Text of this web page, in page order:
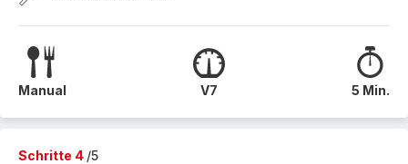
Manual V7 5 Min.
Schritte 4 /5